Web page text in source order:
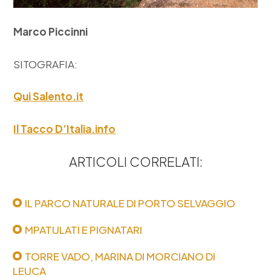
Marco Piccinni
SITOGRAFIA:
Qui Salento.it
Il Tacco D’Italia.info
ARTICOLI CORRELATI:
IL PARCO NATURALE DI PORTO SELVAGGIO
MPATULATI E PIGNATARI
TORRE VADO, MARINA DI MORCIANO DI
LEUCA